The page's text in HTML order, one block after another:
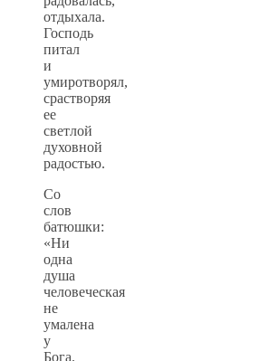
отдыхала.
Господь
питал
и
умиротворял,
срастворяя
ее
светлой
духовной
радостью.
Со
слов
батюшки:
«Ни
одна
душа
человеческая
не
умалена
у
Бога.